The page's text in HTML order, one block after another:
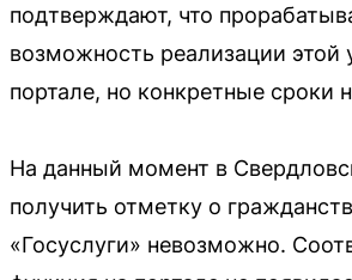
подтверждают, что
возможность реализации этой
портале, но конкретные сроки
На данный момент в
получить отметку о
«Госуслуги» невозможно.